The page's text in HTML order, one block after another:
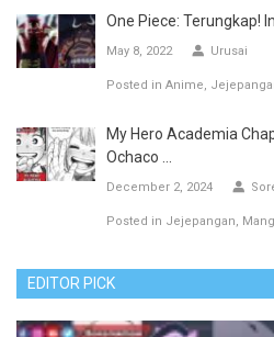
One Piece: Terungkap!
May 8, 2022 Urusai
Posted in Anime
My Hero Academia
Ochaco ...
December 2, 2024
Posted in Jejepangan
EDITOR PICK